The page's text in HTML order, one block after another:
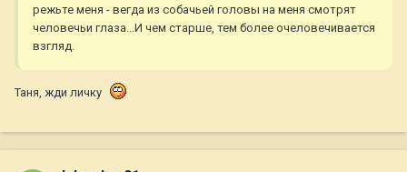
режьте меня - вегда из собачьей головы на меня смотрят
человечьи глаза...И чем старше, тем более очеловечивается
взгляд.
Таня, жди личку